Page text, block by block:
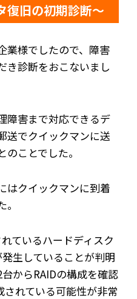
復旧の初期診断～
業様でしたので、障害
き診断をおこないまし
障害まで対応できるデ
送でクイックマンに送
ことでした。
はクイックマンに到着
ているハードディスク
生していることが判明
からRAIDの構成を確認
されている可能性が非常